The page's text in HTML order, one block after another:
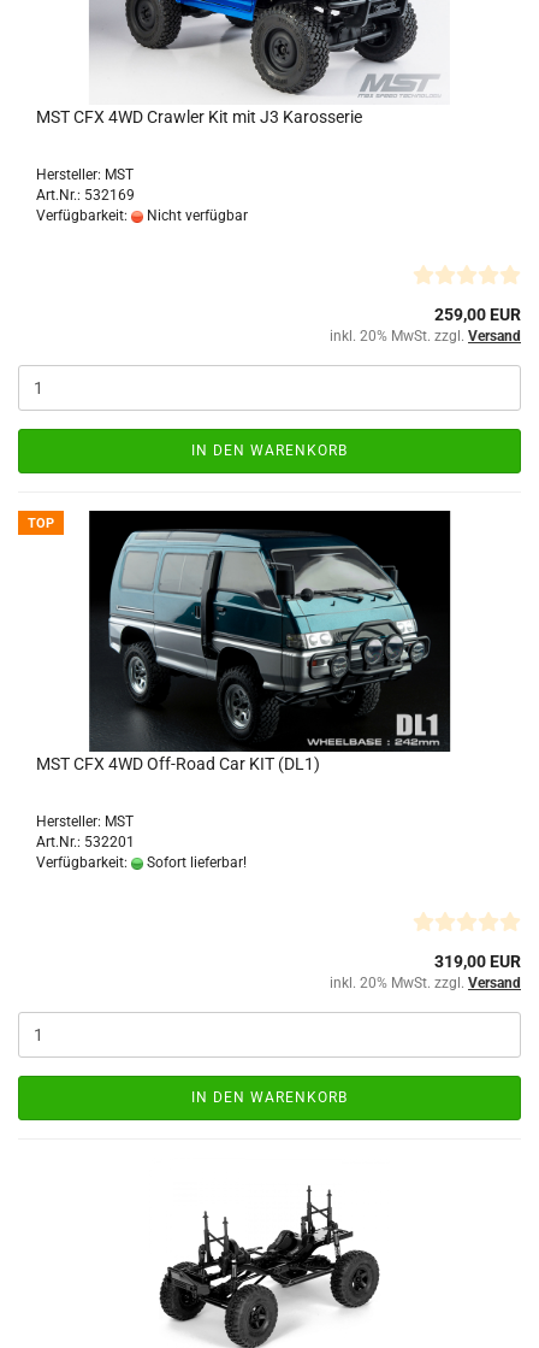
MST CFX 4WD Crawler Kit mit J3 Karosserie
Hersteller: MST
Art.Nr.: 532169
Verfügbarkeit:
Nicht verfügbar
259,00 EUR
inkl. 20% MwSt. zzgl. Versand
IN DEN WARENKORB
TOP
MST CFX 4WD Off-Road Car KIT (DL1)
Hersteller: MST
Art.Nr.: 532201
Verfügbarkeit:
Sofort lieferbar!
319,00 EUR
inkl. 20% MwSt. zzgl. Versand
IN DEN WARENKORB